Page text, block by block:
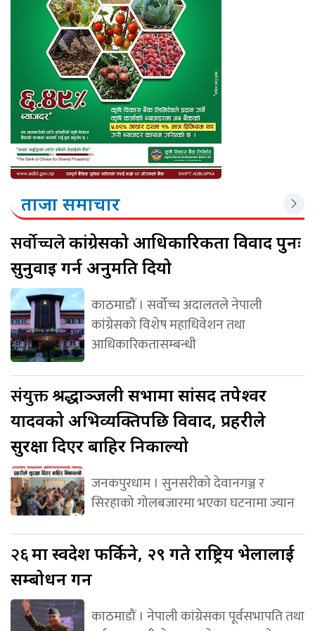
ताजा समाचार
सर्वोच्चलेकांग्रेसको आधिकारिकता विवाद पुनः
सुनुवाइ गर्न अनुमति दियो
काठमाडौं । सर्वोच्च अदालतले नेपाली
कांग्रेसको विशेष महाधिवेशन तथा
आधिकारिकतासम्बन्धी
संयुक्तश्रद्धाञ्जली सभामा सांसद तपेश्वर
यादवको अभिव्यक्तिपछि विवाद, प्रहरीले
सुरक्षा दिएर बाहिर निकाल्यो
जनकपुरधाम । सुनसरीको देवानगञ्ज र
सिरहाको गोलबजारमा भएका घटनामा ज्यान
२६मा स्वदेश फर्किने, २९ गते राष्ट्रिय भेलालाई
सम्बोधन गर्ने
काठमाडौं । नेपाली कांग्रेसका पूर्वसभापति तथा